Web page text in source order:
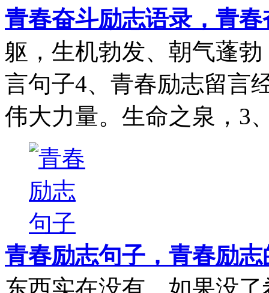
青春奋斗励志语录，青
躯，生机勃发、朝气蓬
言句子4、青春励志留言
伟大力量。生命之泉，3
青春励志句子，青春励
东西实在没有，如果没